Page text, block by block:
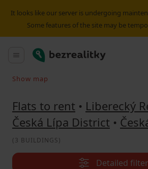
It looks like our server is undergoing
Some features of the site may be
Main menu
Bezrealitky
Search on the map
Show map
Flats to rent • Liberecký
Česká Lípa District •
(3 BUILDINGS)
Detailed filter